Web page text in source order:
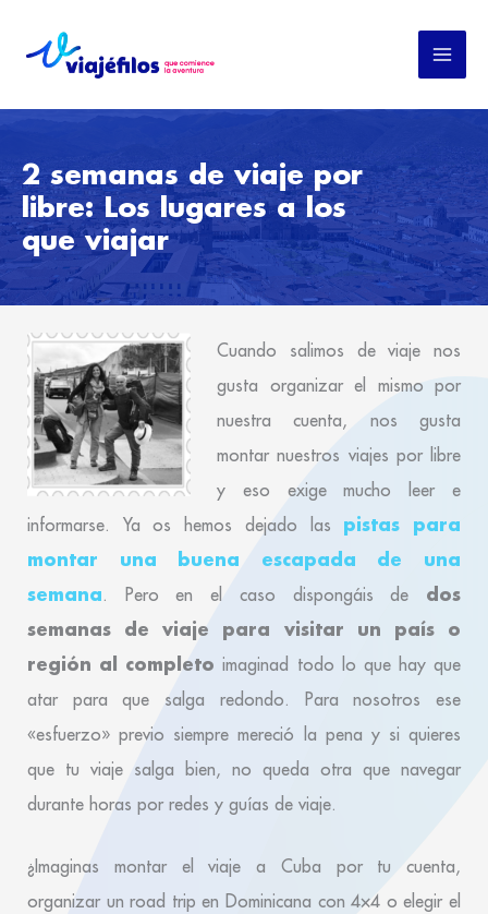
2 semanas de viaje por
libre: Los lugares a los
que viajar
Cuando salimos de viaje nos
gusta organizar el mismo por
nuestra cuenta, nos gusta
montar nuestros viajes por libre
y eso exige mucho leer e
informarse. Ya os hemos dejado las pistas para
montar una buena escapada de una
semana. Pero en el caso dispongáis de dos
semanas de viaje para visitar un país o
región al completo imaginad todo lo que hay que
atar para que salga redondo. Para nosotros ese
«esfuerzo» previo siempre mereció la pena y si quieres
que tu viaje salga bien, no queda otra que navegar
durante horas por redes y guías de viaje.
¿Imaginas montar el viaje a Cuba por tu cuenta,
organizar un road trip en Dominicana con 4×4 o elegir el